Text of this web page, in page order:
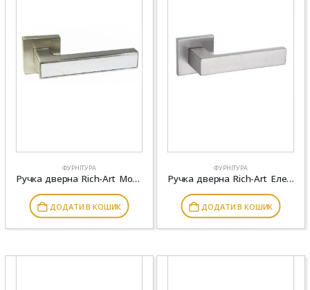
ФУРНІТУРА
Ручка дверна Rich-Art Modern R18 H311 SN / CP сатен / хром
ДОДАТИ В КОШИК
ФУРНІТУРА
Ручка дверна Rich-Art Елегант 283 R78 ( тонка розетка) MWSC матовий хром
ДОДАТИ В КОШИК